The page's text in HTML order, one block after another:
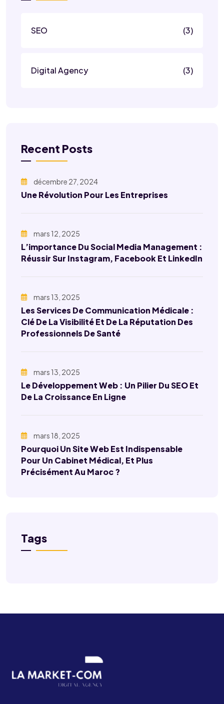
SEO (3)
Digital Agency (3)
Recent Posts
décembre 27, 2024
Une Révolution Pour Les Entreprises
mars 12, 2025
L’importance Du Social Media Management :
Réussir Sur Instagram, Facebook Et LinkedIn
mars 13, 2025
Les Services De Communication Médicale :
Clé De La Visibilité Et De La Réputation Des
Professionnels De Santé
mars 13, 2025
Le Développement Web : Un Pilier Du SEO Et
De La Croissance En Ligne
mars 18, 2025
Pourquoi Un Site Web Est Indispensable
Pour Un Cabinet Médical, Et Plus
Précisément Au Maroc ?
Tags